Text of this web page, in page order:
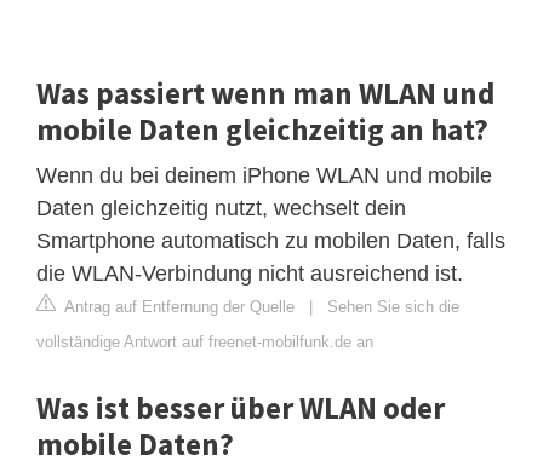
Was passiert wenn man WLAN und
mobile Daten gleichzeitig an hat?
Wenn du bei deinem iPhone WLAN und mobile
Daten gleichzeitig nutzt, wechselt dein
Smartphone automatisch zu mobilen Daten, falls
die WLAN-Verbindung nicht ausreichend ist.
Antrag auf Entfernung der Quelle | Sehen Sie sich die
vollständige Antwort auf freenet-mobilfunk.de an
Was ist besser über WLAN oder
mobile Daten?